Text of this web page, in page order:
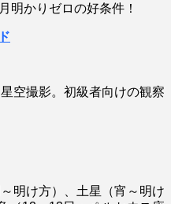
明かりゼロの好条件！
空撮影。初級者向けの観察
明け方）、土星（宵～明け